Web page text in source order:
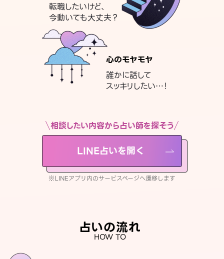
転職したいけど、
今動いても大丈夫？
心のモヤモヤ
誰かに話して
スッキリしたい…！
相談したい内容から占い師を探そう
LINE占いを開く
※LINEアプリ内のサービスページへ遷移します
占いの流れ
HOW TO